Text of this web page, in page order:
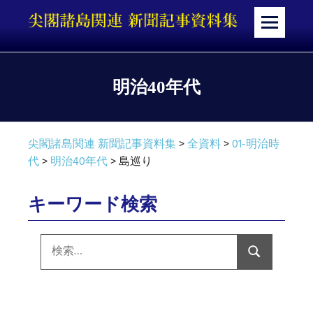
テ
メ
明治40年代
尖閣諸島関連 新聞記事資料集>全資料>01-明治時
代>明治40年代>島巡り
キーワード検索
索:
検
索